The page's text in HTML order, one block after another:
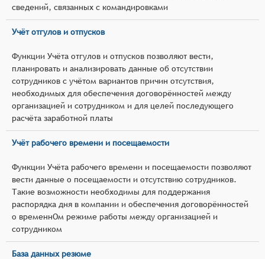
сведений, связанных с командировками
Учёт отгулов и отпусков
Функции Учёта отгулов и отпусков позволяют вести,
планировать и анализировать данные об отсутствии
сотрудников с учётом вариантов причин отсутствия,
необходимых для обеспечения договорённостей между
организацией и сотрудником и для целей последующего
расчёта заработной платы
Учёт рабочего времени и посещаемости
Функции Учёта рабочего времени и посещаемости позволяют
вести данные о посещаемости и отсутствию сотрудников.
Такие возможности необходимы для поддержания
распорядка дня в компании и обеспечения договорённостей
о временнОм режиме работы между организацией и
сотрудником
База данных резюме